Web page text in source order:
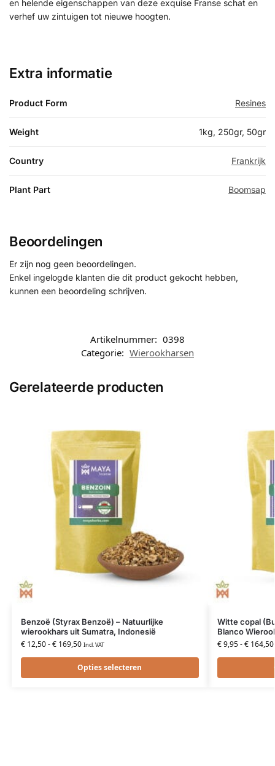
en helende eigenschappen van deze exquise Franse schat en
verhef uw zintuigen tot nieuwe hoogten.
Extra informatie
Product Form Resines
Weight 1kg, 250gr, 50gr
Country Frankrijk
Plant Part Boomsap
Beoordelingen
Er zijn nog geen beoordelingen.
Enkel ingelogde klanten die dit product gekocht hebben,
kunnen een beoordeling schrijven.
Artikelnummer: 0398
Categorie: Wierookharsen
Gerelateerde producten
Benzoë (Styrax Benzoë) – Natuurlijke
wierookhars uit Sumatra, Indonesië
€12,50-€169,50 Incl. VAT
Opties selecteren
Witte copal
Blanco
€9,95-€164,50